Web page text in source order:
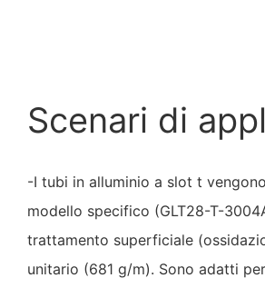
Scenari di
-I tubi in alluminio a slot t
modello specifico (GLT28-T-
trattamento superficiale
unitario (681 g/m). Sono adatti